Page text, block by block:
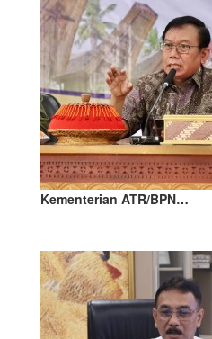
Kementerian ATR/BPN…